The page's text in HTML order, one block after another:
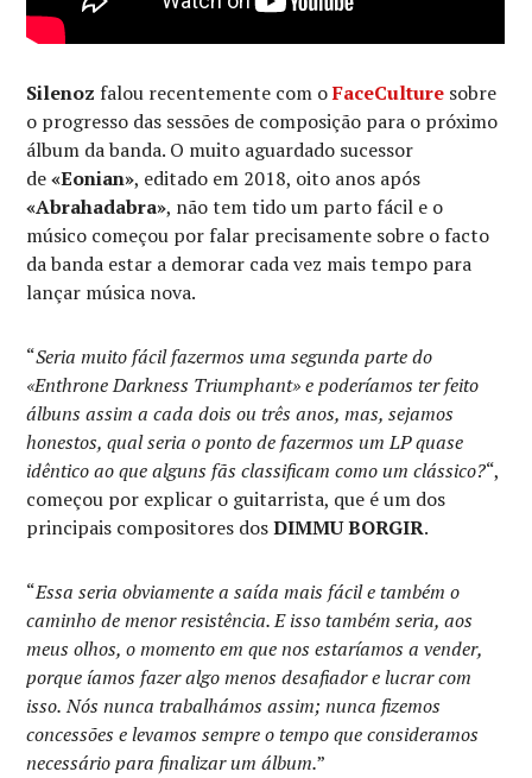
Silenoz falou recentemente com oFaceCulture sobre
o progresso das sessões de composição para o próximo
álbum da banda. O muito aguardado sucessor
de«Eonian», editado em 2018, oito anos após
«Abrahadabra», não tem tido um parto fácil e o
músico começou por falar precisamente sobre o facto
da banda estar a demorar cada vez mais tempo para
lançar música nova.
“Seria muito fácil fazermos uma segunda parte do
«Enthrone Darkness Triumphant» e poderíamos ter feito
álbuns assim a cada dois ou três anos, mas, sejamos
honestos, qual seria o ponto de fazermos um LP quase
idêntico ao que alguns fãs classificam como um clássico?“,
começou por explicar o guitarrista, que é um dos
principais compositores dosDIMMU BORGIR.
“Essa seria obviamente a saída mais fácil e também o
caminho de menor resistência. E isso também seria, aos
meus olhos, o momento em que nos estaríamos a vender,
porque íamos fazer algo menos desafiador e lucrar com
isso. Nós nunca trabalhámos assim; nunca fizemos
concessões e levamos sempre o tempo que consideramos
necessário para finalizar um álbum.”